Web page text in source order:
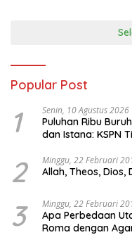
Popular Post
1 Senin, 10 Agustus
Puluhan Ribu
dan Istana: KSPN
2 Minggu, 22 Februari
Allah, Theos, Dios,
3 Minggu, 22 Februari
Apa Perbedaan
Roma dengan